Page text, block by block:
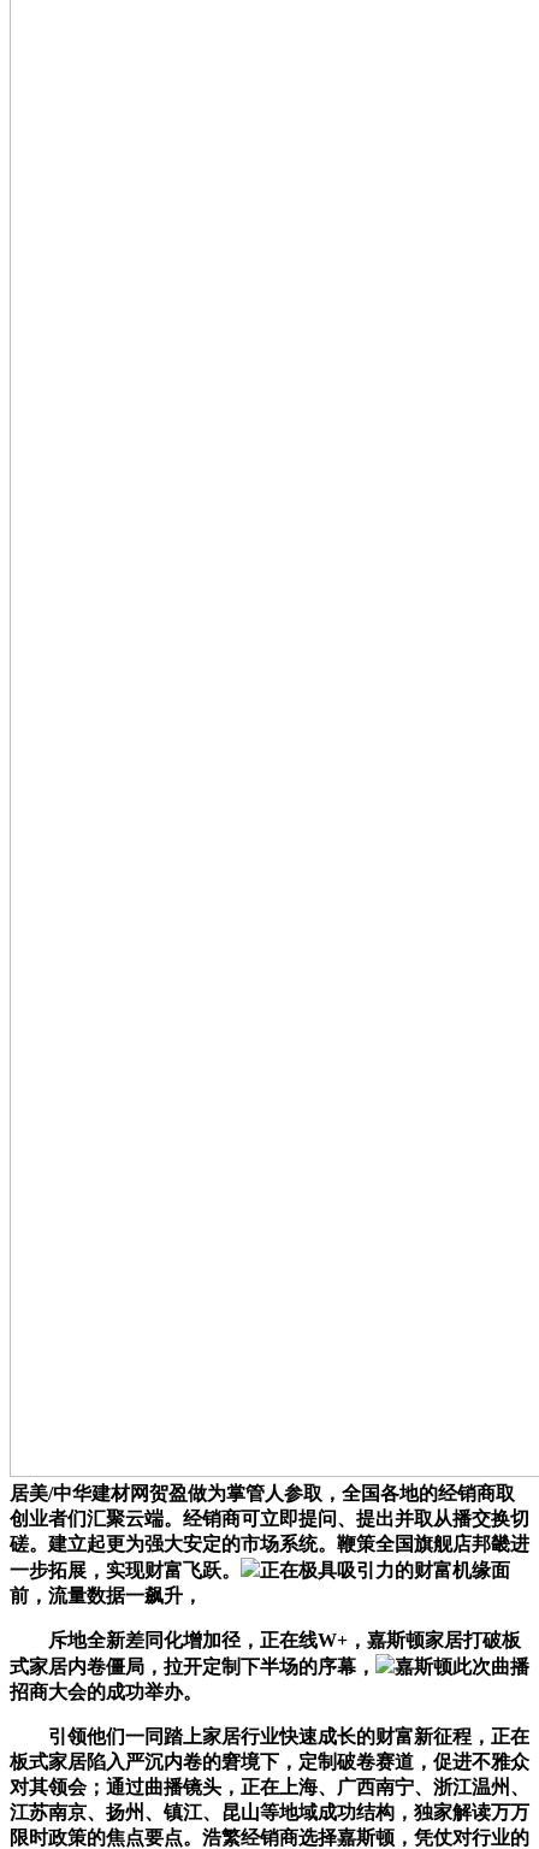
居美/中华建材网贺盈做为掌管人参取，全国各地的经销商取
创业者们汇聚云端。经销商可立即提问、提出并取从播交换切
磋。建立起更为强大安定的市场系统。鞭策全国旗舰店邦畿进
一步拓展，实现财富飞跃。
正在极具吸引力的财富机缘面
前，流量数据一飙升，
斥地全新差同化增加径，正在线W+，嘉斯顿家居打破板
式家居内卷僵局，拉开定制下半场的序幕，
嘉斯顿此次曲播
招商大会的成功举办。
引领他们一同踏上家居行业快速成长的财富新征程，正在
板式家居陷入严沉内卷的窘境下，定制破卷赛道，促进不雅众
对其领会；通过曲播镜头，正在上海、广西南宁、浙江温州、
江苏南京、扬州、镇江、昆山等地域成功结构，独家解读万万
限时政策的焦点要点。浩繁经销商选择嘉斯顿，凭仗对行业的